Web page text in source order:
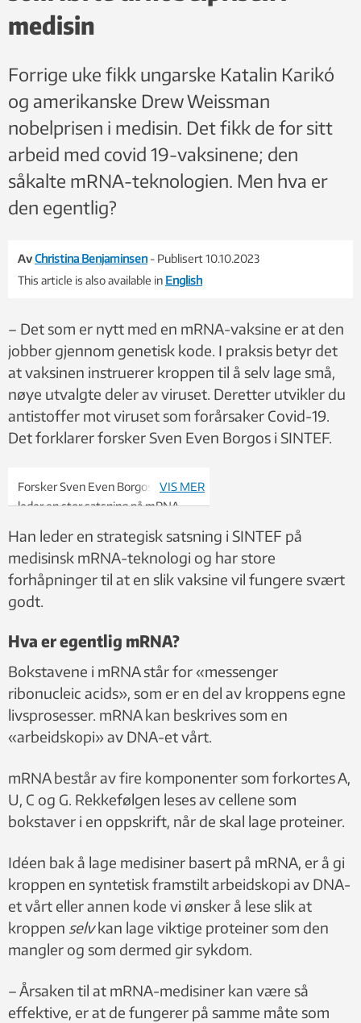
medisin
Forrige uke fikk ungarske Katalin Karikó
og amerikanske Drew Weissman
nobelprisen i medisin. Det fikk de for sitt
arbeid med covid 19-vaksinene; den
såkalte mRNA-teknologien. Men hva er
den egentlig?
AvChristina Benjaminsen - Publisert 10.10.2023
This article is also available in English
– Det som er nytt med en mRNA-vaksine er at den
jobber gjennom genetisk kode. I praksis betyr det
at vaksinen instruerer kroppen til å selv lage små,
nøye utvalgte deler av viruset. Deretter utvikler du
antistoffer mot viruset som forårsaker Covid-19.
Det forklarer forsker Sven Even Borgos i SINTEF.
Forsker Sven Even Borgos i SINTEF
leder en stor satsning på mRNA-
VIS MER
Han leder en strategisk satsning i SINTEF på
medisinsk mRNA-teknologi og har store
forhåpninger til at en slik vaksine vil fungere svært
godt.
Hva er egentlig mRNA?
Bokstavene i mRNA står for «messenger
ribonucleic acids», som er en del av kroppens egne
livsprosesser. mRNA kan beskrives som en
«arbeidskopi» av DNA-et vårt.
mRNA består av fire komponenter som forkortes A,
U, C og G. Rekkefølgen leses av cellene som
bokstaver i en oppskrift, når de skal lage proteiner.
Idéen bak å lage medisiner basert på mRNA, er å gi
kroppen en syntetisk framstilt arbeidskopi av DNA-
et vårt eller annen kode vi ønsker å lese slik at
kroppen selvkan lage viktige proteiner som den
mangler og som dermed gir sykdom.
– Årsaken til at mRNA-medisiner kan være så
effektive, er at de fungerer på samme måte som